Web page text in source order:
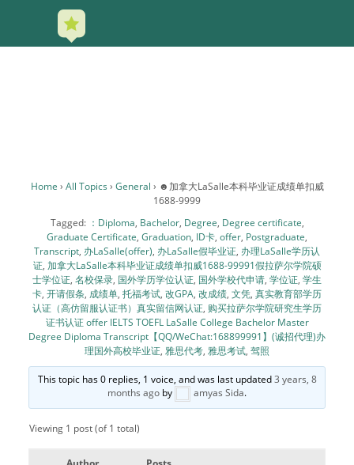
Home › All Topics › General › ☻加拿大LaSalle本科毕业证成绩单扣威
1688-9999
Tagged: ：Diploma, Bachelor,Degree,Degree certificate,
Graduate Certificate, Graduation, ID卡, offer, Postgraduate
Transcript,办LaSalle(offer),办LaSalle假毕业证,办理LaSalle学历认证
加拿大LaSalle本科毕业证成绩单扣威1688-99991假拉萨尔学院硕士学
位证,名校保录,国外学历学位认证,国外学校代申请,学位证,学生卡,开
请假条,成绩单,托福考试,改GPA,改成绩,文凭 ,真实教育部学历认证
（高仿留服认证书）真实留信网认证,购买拉萨尔学院研究生学历证书
认证 offer IELTS TOEFL LaSalle College Bachelor Master Degree
Diploma Transcript【QQ/WeChat:168899991】(诚招代理)办理国外
高校毕业证,雅思代考,雅思考试,驾照
This topic has 0 replies, 1 voice, and was last updated 3 years,
8 months agoby amyas Sida
Viewing 1 post (of 1 total)